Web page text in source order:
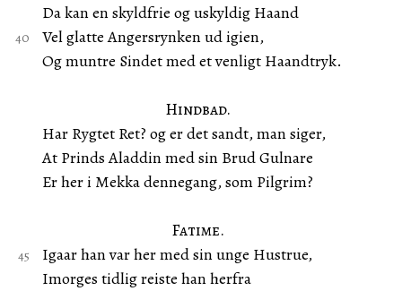
Da kan en skyldfrie og uskyldig Haand
Vel glatte Angersrynken ud igien,
Og muntre Sindet med et venligt Haandtryk.
Hindbad.
Har Rygtet Ret? og er det sandt, man siger,
At Prinds Aladdin med sin Brud Gulnare
Er her i Mekka dennegang, som Pilgrim?
Fatime.
Igaar han var her med sin unge Hustrue,
Imorges tidlig reiste han herfra